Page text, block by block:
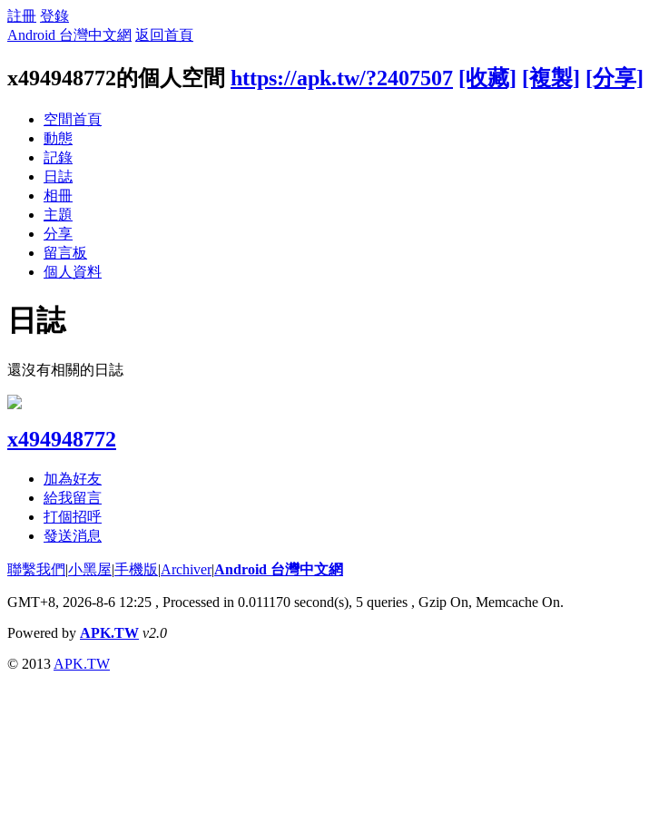
註冊 登錄
Android 台灣中文網 返回首頁
x494948772的個人空間 https://apk.tw/?2407507 [收藏] [複製] [分享]
空間首頁
動態
記錄
日誌
相冊
主題
分享
留言板
個人資料
日誌
還沒有相關的日誌
x494948772
加為好友
給我留言
打個招呼
發送消息
聯繫我們|小黑屋|手機版|Archiver|Android 台灣中文網
GMT+8, 2026-8-6 12:25 , Processed in 0.011170 second(s), 5 queries , Gzip On, Memcache On.
Powered by APK.TW v2.0
© 2013 APK.TW